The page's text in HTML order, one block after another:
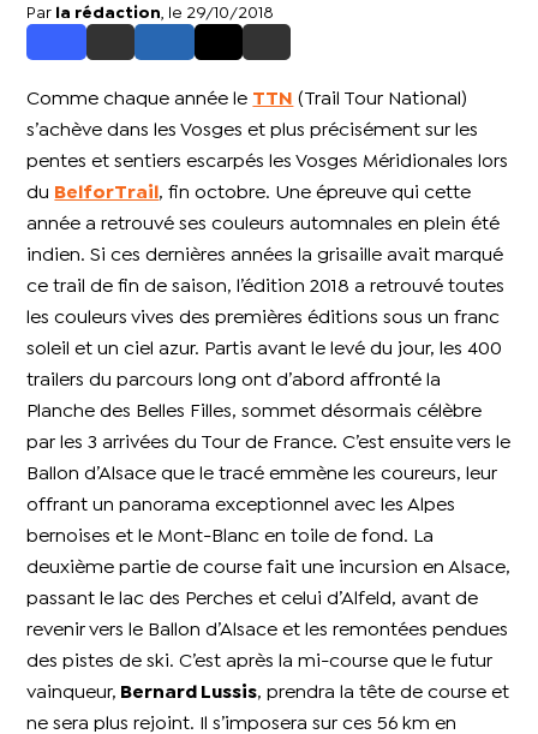
Par la rédaction , le 29/10/2018
Comme chaque année le TTN
(Trail Tour National)
s’achève dans les Vosges et plus précisément sur les
pentes et sentiers escarpés les Vosges Méridionales lors
du
BelforTrail , fin octobre. Une épreuve qui cette
année a retrouvé ses couleurs automnales en plein été
indien. Si ces dernières années la grisaille avait marqué
ce trail de fin de saison, l’édition 2018 a retrouvé toutes
les couleurs vives des premières éditions sous un franc
soleil et un ciel azur. Partis avant le levé du jour, les 400
trailers du parcours long ont d’abord affronté la
Planche des Belles Filles, sommet désormais célèbre
par les 3 arrivées du Tour de France. C’est ensuite vers le
Ballon d’Alsace que le tracé emmène les coureurs, leur
offrant un panorama exceptionnel avec les Alpes
bernoises et le Mont-Blanc en toile de fond. La
deuxième partie de course fait une incursion en Alsace,
passant le lac des Perches et celui d’Alfeld, avant de
revenir vers le Ballon d’Alsace et les remontées pendues
des pistes de ski. C’est après la mi-course que le futur
vainqueur, Bernard Lussis, prendra la tête de course et
ne sera plus rejoint. Il s’imposera sur ces 56 km en